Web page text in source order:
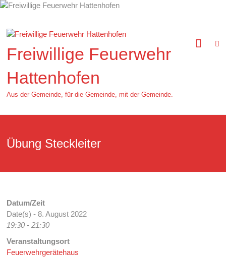
Zum
springen
Freiwillige Feuerwehr
Hattenhofen
Aus der Gemeinde, für die Gemeinde, mit der Gemeinde.
Übung Steckleiter
Datum/Zeit
Date(s) - 8. August 2022
19:30 - 21:30
Veranstaltungsort
Feuerwehrgerätehaus